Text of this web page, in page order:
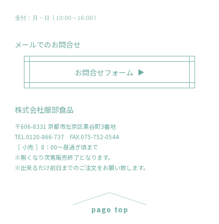
受付：月〜日（10:00～16:00）
メールでのお問合せ
お問合せフォーム
株式会社服部食品
〒606-8331 京都市左京区黒谷町3番地
TEL.0120-866-737 FAX.075-752-0544
［ 小売 ］8：00～昼過ぎ頃まで
※無くなり次第販売終了となります。
※出来るだけ前日までのご注文をお願い致します。